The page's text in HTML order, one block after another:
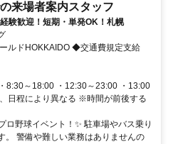
来場者案内スタッフ
験歓迎！短期・単発OK！札幌
ルドHOKKAIDO ◆交通費規定支給
8:30～18:00 ・12:30～23:00 ・13:00
日程により異なる ※時間が前後する
ロ野球イベント！✨ 駐車場やバス乗り
。 警備や難しい業務はありませんの